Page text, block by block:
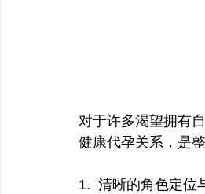
对于许多渴望拥有
健康代孕关系，是
1.  清晰的角色定位